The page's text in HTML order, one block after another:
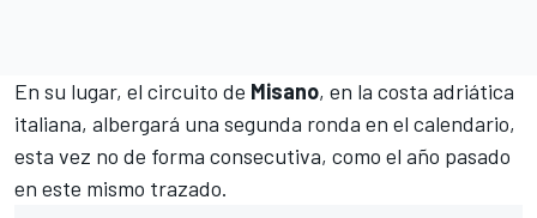
En su lugar, el circuito de Misano, en la costa adriática
italiana, albergará una segunda ronda en el calendario,
esta vez no de forma consecutiva, como el año pasado
en este mismo trazado.